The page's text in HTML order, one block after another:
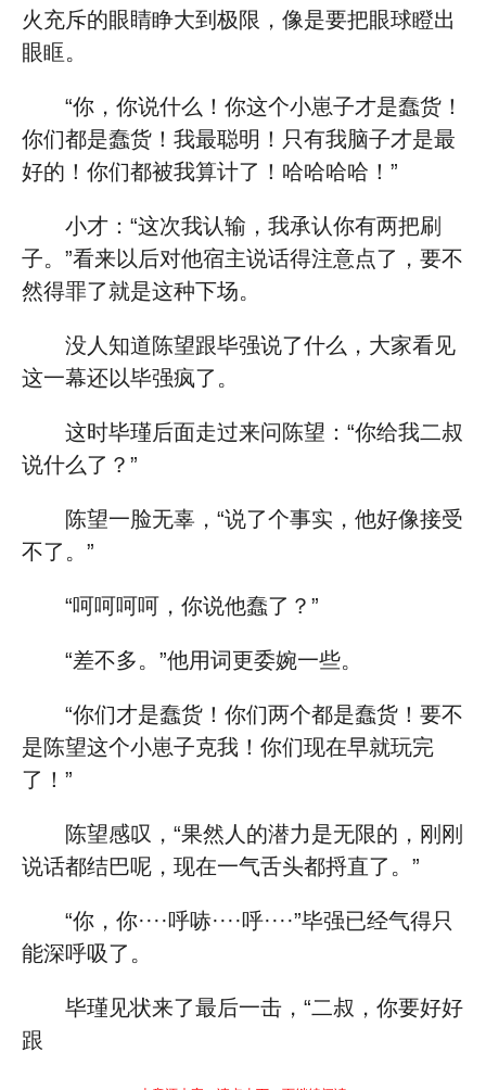
火充斥的眼睛睁大到极限，像是要把眼球瞪出
眼眶。
“你，你说什么！你这个小崽子才是蠢货！
你们都是蠢货！我最聪明！只有我脑子才是最
好的！你们都被我算计了！哈哈哈哈！”
小才：“这次我认输，我承认你有两把刷
子。”看来以后对他宿主说话得注意点了，要不
然得罪了就是这种下场。
没人知道陈望跟毕强说了什么，大家看见
这一幕还以毕强疯了。
这时毕瑾后面走过来问陈望：“你给我二叔
说什么了？”
陈望一脸无辜，“说了个事实，他好像接受
不了。”
“呵呵呵呵，你说他蠢了？”
“差不多。”他用词更委婉一些。
“你们才是蠢货！你们两个都是蠢货！要不
是陈望这个小崽子克我！你们现在早就玩完
了！”
陈望感叹，“果然人的潜力是无限的，刚刚
说话都结巴呢，现在一气舌头都捋直了。”
“你，你····呼哧····呼····”毕强已经气得只
能深呼吸了。
毕瑾见状来了最后一击，“二叔，你要好好
跟